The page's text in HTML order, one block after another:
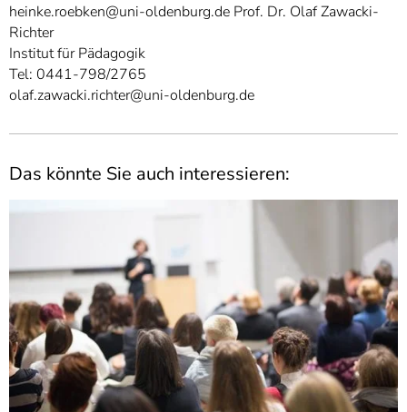
heinke.roebken@uni-oldenburg.de Prof. Dr. Olaf Zawacki-
Richter
Institut für Pädagogik
Tel: 0441-798/2765
olaf.zawacki.richter@uni-oldenburg.de
Das könnte Sie auch interessieren: